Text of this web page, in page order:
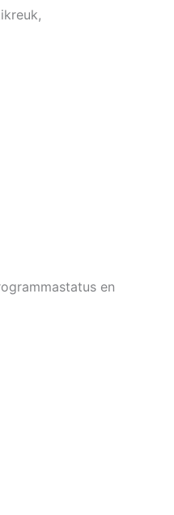
en